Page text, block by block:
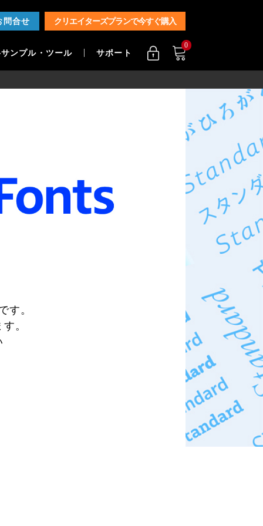
問合せ クリエイターズプランで今すぐ購入
ンプル・ツール サポート
0
す。
。